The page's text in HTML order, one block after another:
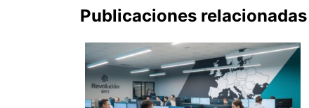
Publicaciones relacionadas